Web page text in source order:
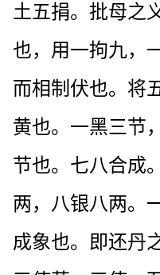
土五捐。批母之
也，用一拘九，
而相制伏也。将
黄也。一黑三节
节也。七八合成
两，八银八两。
成象也。即还丹